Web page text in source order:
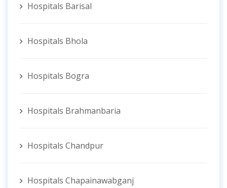
Hospitals Barisal
Hospitals Bhola
Hospitals Bogra
Hospitals Brahmanbaria
Hospitals Chandpur
Hospitals Chapainawabganj